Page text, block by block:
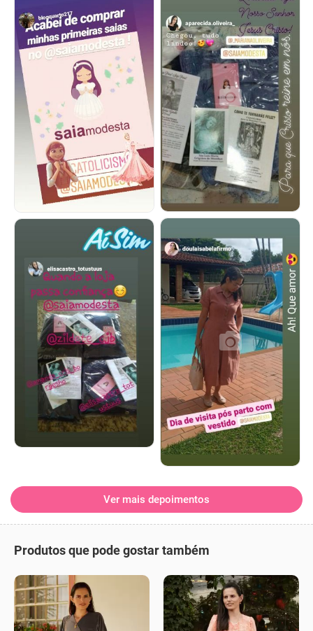
Ver mais depoimentos
Produtos que pode gostar também